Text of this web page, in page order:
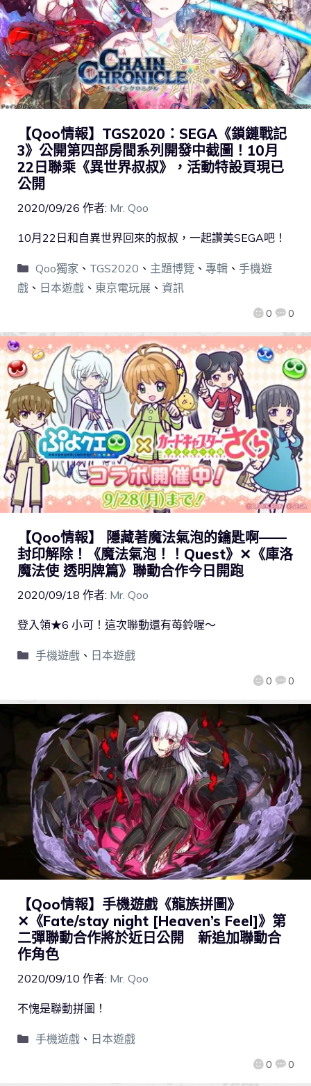
【Qoo情報】TGS2020：SEGA《鎖鏈戰記
3》公開第四部房間系列開發中截圖！10月
22日聯乘《異世界叔叔》，活動特設頁現已
公開
2020/09/26 作者: Mr. Qoo
0 0
10月22日和自異世界回來的叔叔，一起讚美SEGA吧！
Qoo獨家 、 TGS2020 、 主題博覽 、 專輯、 手機遊
戲 、 日本遊戲 、 東京電玩展 、 資訊
【Qoo情報】 隱藏著魔法氣泡的鑰匙啊——
封印解除！《魔法氣泡！！Quest》✕《庫洛
魔法使 透明牌篇》聯動合作今日開跑
2020/09/18 作者: Mr. Qoo
0 0
登入領★6 小可！這次聯動還有苺鈴喔～
手機遊戲、 日本遊戲
【Qoo情報】手機遊戲《龍族拼圖》
✕《Fate/stay night [Heaven’s Feel]》第
二彈聯動合作將於近日公開 新追加聯動合
作角色
2020/09/10 作者: Mr. Qoo
0 0
不愧是聯動拼圖！
手機遊戲、 日本遊戲